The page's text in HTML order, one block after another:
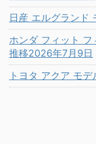
日産 エルグランド
ホンダ フィット
推移2026年7月9日
トヨタ アクア モ